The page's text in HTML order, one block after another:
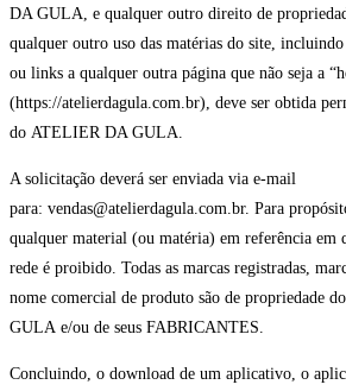
DA GULA, e qualquer outro direito de
qualquer outro uso das matérias do site,
ou links a qualquer outra página que não seja a
(https://atelierdagula.com.br), deve ser obtida
do ATELIER DA GULA.
A solicitação deverá ser enviada via e-mail
para: vendas@atelierdagula.com.br. Para
qualquer material (ou matéria) em referência em
rede é proibido. Todas as marcas registradas,
nome comercial de produto são de propriedade
GULA e/ou de seus FABRICANTES.
Concluindo, o download de um aplicativo, o